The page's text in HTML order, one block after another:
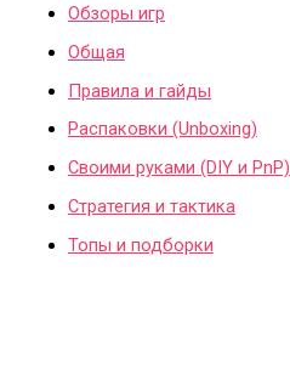
Обзоры игр
Общая
Правила и гайды
Распаковки (Unboxing)
Своими руками (DIY и PnP)
Стратегия и тактика
Топы и подборки